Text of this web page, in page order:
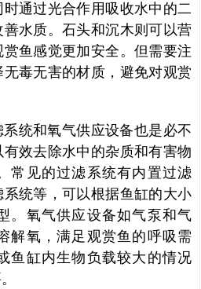
通过光合作用吸收水中的二
水质。石头和沉木则可以营
鱼感觉更加安全。但需要注
毒无害的材质，避免对观赏
统和氧气供应设备也是必不
效去除水中的杂质和有害物
常见的过滤系统有内置过滤
统等，可以根据鱼缸的大小
。氧气供应设备如气泵和气
解氧，满足观赏鱼的呼吸需
鱼缸内生物负载较大的情况